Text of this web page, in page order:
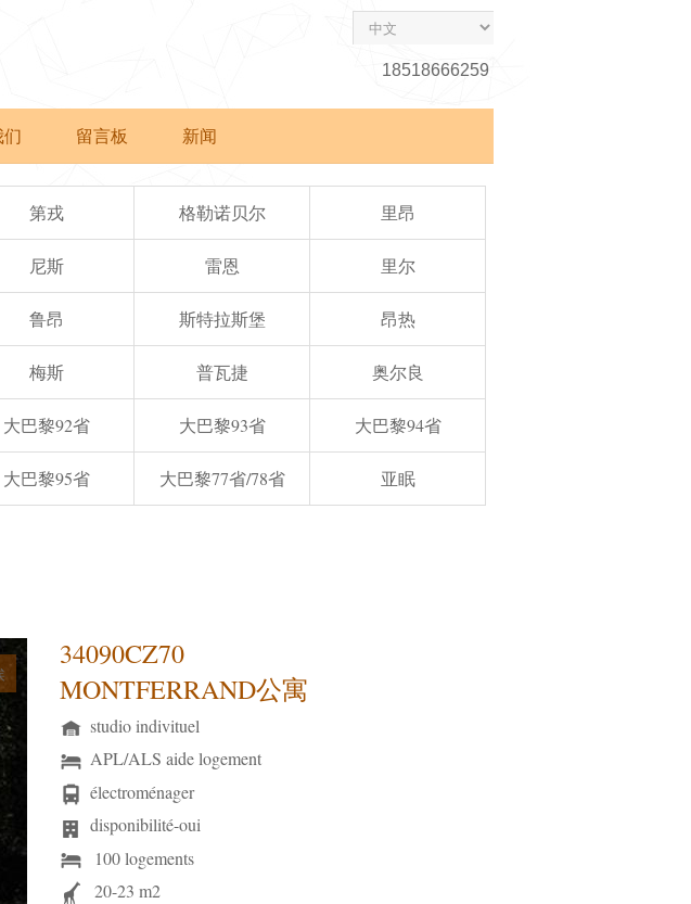
18518666259
留言板 新闻
第戎 格勒诺贝尔 里昂
尼斯 雷恩 里尔
鲁昂 斯特拉斯堡 昂热
梅斯 普瓦捷 奥尔良
大巴黎92省 大巴黎93省 大巴黎94省
大巴黎95省 大巴黎77省/78省 亚眠
34090CZ70
MONTFERRAND公寓
studio indivituel
APL/ALS aide logement
électroménager
disponibilité-oui
100 logements
20-23 m2